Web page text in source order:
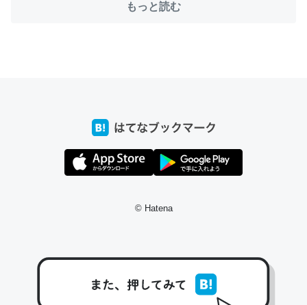
─たまにLINEするくらいだった遠方の父67歳と僕。ITツール導入で
コミュニケーションが劇的に変化した｜tayorini by LIFULL介護
回線代ほとんどかからないですよ。参考：
https://toyoshi.hatenablog.com/entry/2019/05/15/1805
もっと読む
© Hatena